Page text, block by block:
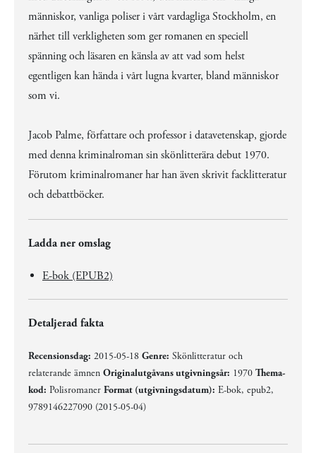
människor, vanliga poliser i vårt vardagliga Stockholm, en
närhet till verkligheten som ger romanen en speciell
spänning och läsaren en känsla av att vad som helst
egentligen kan hända i vårt lugna kvarter, bland människor
som vi.
Jacob Palme, författare och professor i datavetenskap, gjorde
med denna kriminalroman sin skönlitterära debut 1970.
Förutom kriminalromaner har han även skrivit facklitteratur
och debattböcker.
Ladda ner omslag
E-bok (EPUB2)
Detaljerad fakta
Recensionsdag: 2015-05-18 Genre: Skönlitteratur och
relaterande ämnen Originalutgåvans utgivningsår: 1970 Thema-
kod: Polisromaner Format (utgivningsdatum): E-bok, epub2,
9789146227090 (2015-05-04)